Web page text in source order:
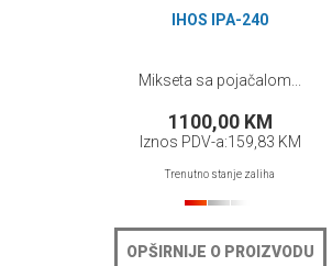
IHOS IPA-240
Mikseta sa pojačalom...
1100,00 KM
Iznos PDV-a:159,83 KM
Trenutno stanje zaliha
OPŠIRNIJE O PROIZVODU